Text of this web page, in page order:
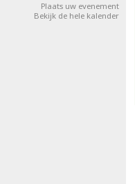
Plaats uw evenement
Bekijk de hele kalender